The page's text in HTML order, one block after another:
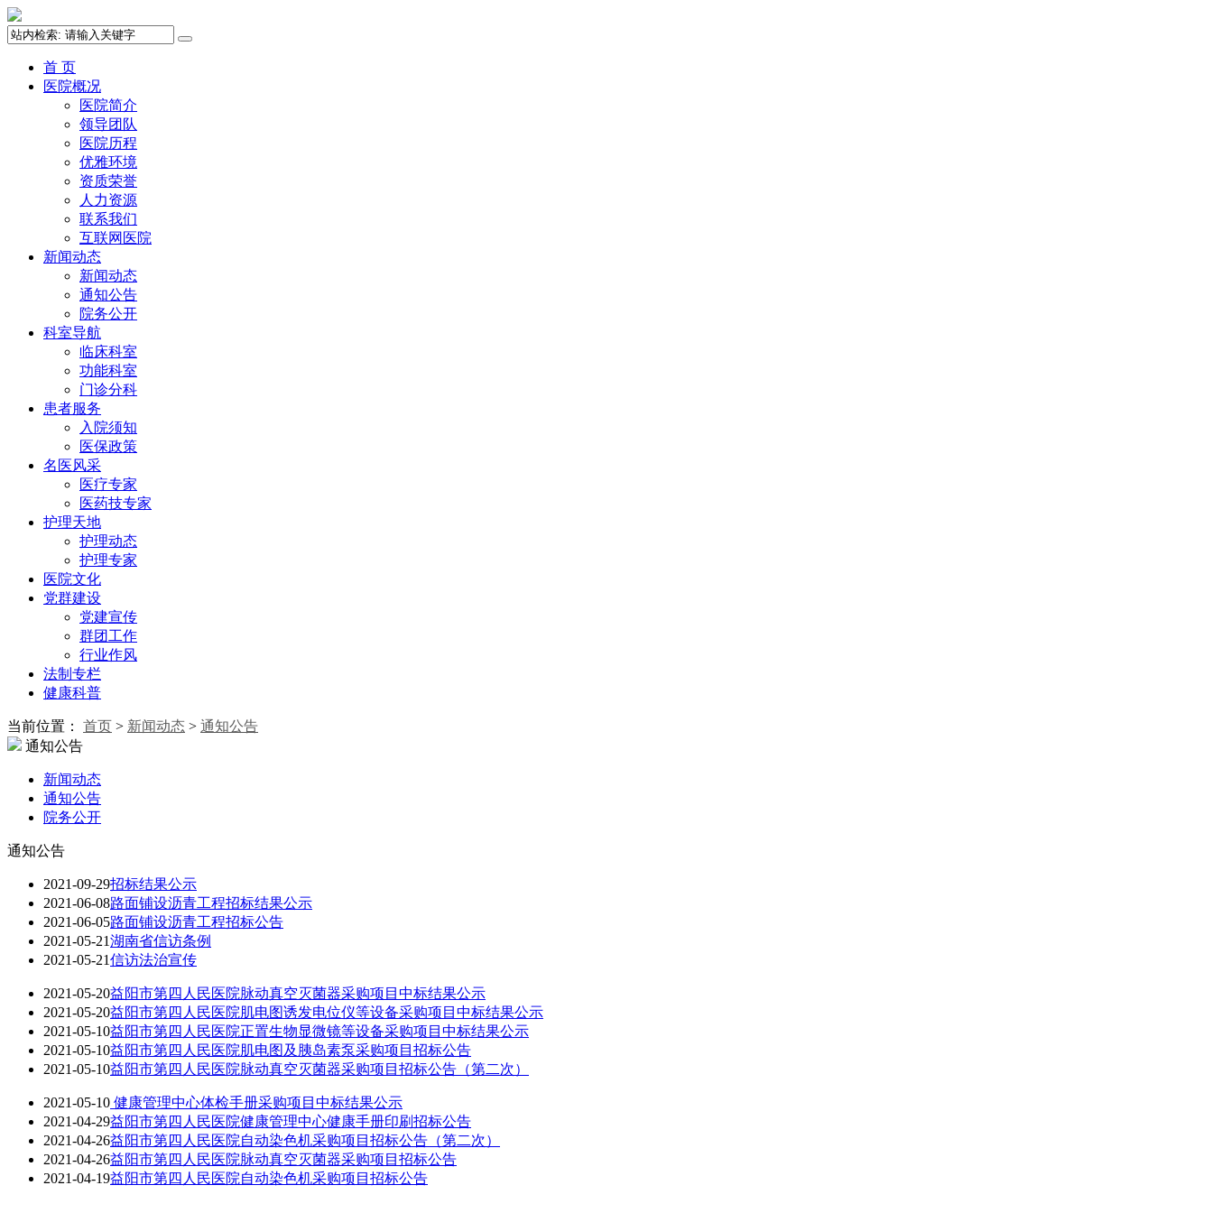
首 页
医院概况
医院简介
领导团队
医院历程
优雅环境
资质荣誉
人力资源
联系我们
互联网医院
新闻动态
新闻动态
通知公告
院务公开
科室导航
临床科室
功能科室
门诊分科
患者服务
入院须知
医保政策
名医风采
医疗专家
医药技专家
护理天地
护理动态
护理专家
医院文化
党群建设
党建宣传
群团工作
行业作风
法制专栏
健康科普
当前位置： 首页 > 新闻动态 > 通知公告
通知公告
新闻动态
通知公告
院务公开
通知公告
2021-09-29招标结果公示
2021-06-08路面铺设沥青工程招标结果公示
2021-06-05路面铺设沥青工程招标公告
2021-05-21湖南省信访条例
2021-05-21信访法治宣传
2021-05-20益阳市第四人民医院脉动真空灭菌器采购项目中标结果公示
2021-05-20益阳市第四人民医院肌电图诱发电位仪等设备采购项目中标结果公示
2021-05-10益阳市第四人民医院正置生物显微镜等设备采购项目中标结果公示
2021-05-10益阳市第四人民医院肌电图及胰岛素泵采购项目招标公告
2021-05-10益阳市第四人民医院脉动真空灭菌器采购项目招标公告（第二次）
2021-05-10 健康管理中心体检手册采购项目中标结果公示
2021-04-29益阳市第四人民医院健康管理中心健康手册印刷招标公告
2021-04-26益阳市第四人民医院自动染色机采购项目招标公告（第二次）
2021-04-26益阳市第四人民医院脉动真空灭菌器采购项目招标公告
2021-04-19益阳市第四人民医院自动染色机采购项目招标公告